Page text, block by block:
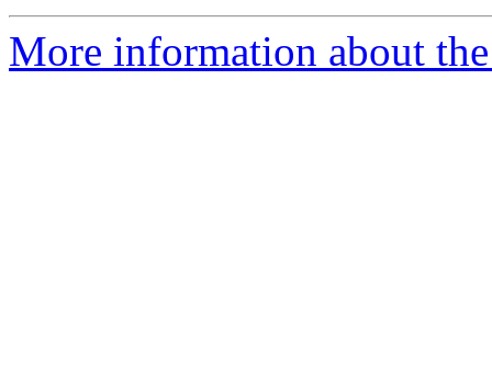
More information about